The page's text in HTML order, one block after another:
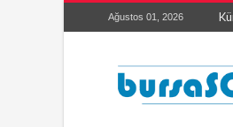
Ağustos 01, 2026